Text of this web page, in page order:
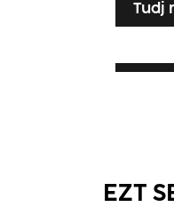
Tudj
EZT